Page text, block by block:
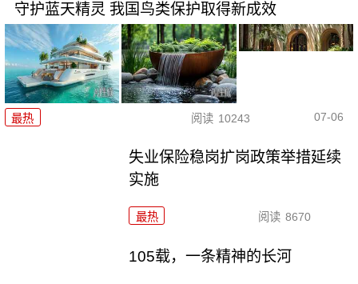
守护蓝天精灵 我国鸟类保护取得新成效
最热 阅读 10243 07-06
失业保险稳岗扩岗政策举措延续
实施
最热 阅读 8670
105载，一条精神的长河